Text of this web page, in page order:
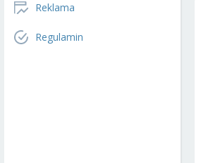
Reklama
Regulamin